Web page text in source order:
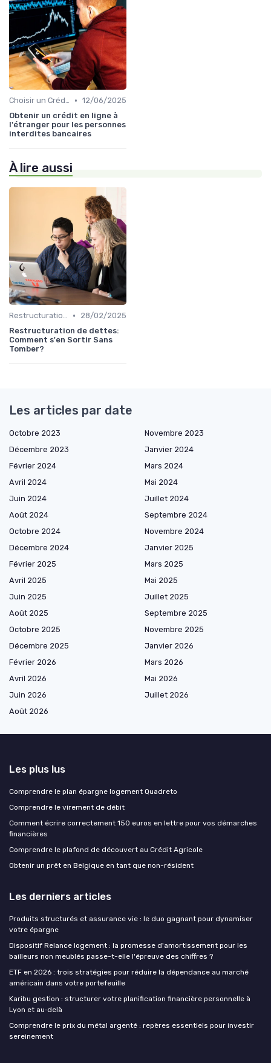
Choisir un Crédit Immobilier • 12/06/2025
Obtenir un crédit en ligne à
l'étranger pour les personnes
interdites bancaires
À lire aussi
Restructuration de Dettes •
28/02/2025
Restructuration de dettes:
Comment s'en Sortir Sans
Tomber?
Les articles par date
Octobre 2023
Novembre 2023
Décembre 2023
Janvier 2024
Février 2024
Mars 2024
Avril 2024
Mai 2024
Juin 2024
Juillet 2024
Août 2024
Septembre 2024
Octobre 2024
Novembre 2024
Décembre 2024
Janvier 2025
Février 2025
Mars 2025
Avril 2025
Mai 2025
Juin 2025
Juillet 2025
Août 2025
Septembre 2025
Octobre 2025
Novembre 2025
Décembre 2025
Janvier 2026
Février 2026
Mars 2026
Avril 2026
Mai 2026
Juin 2026
Juillet 2026
Août 2026
Les plus lus
Comprendre le plan épargne logement Quadreto
Comprendre le virement de débit
Comment écrire correctement 150 euros en lettre pour vos démarches
financières
Comprendre le plafond de découvert au Crédit Agricole
Obtenir un prêt en Belgique en tant que non-résident
Les derniers articles
Produits structurés et assurance vie : le duo gagnant pour dynamiser
votre épargne
Dispositif Relance logement : la promesse d'amortissement pour les
bailleurs non meublés passe-t-elle l'épreuve des chiffres ?
ETF en 2026 : trois stratégies pour réduire la dépendance au marché
américain dans votre portefeuille
Karibu gestion : structurer votre planification financière personnelle à
Lyon et au‑delà
Comprendre le prix du métal argenté : repères essentiels pour investir
sereinement